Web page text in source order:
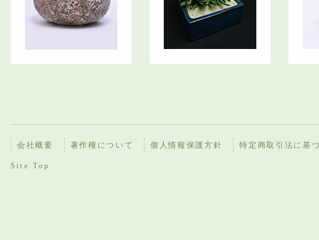
会社概要 著作権について 個人情報保護方針 特定商取引法に基
Site Top